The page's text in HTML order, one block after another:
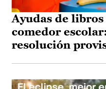
Ayudas de
comedor
resolución